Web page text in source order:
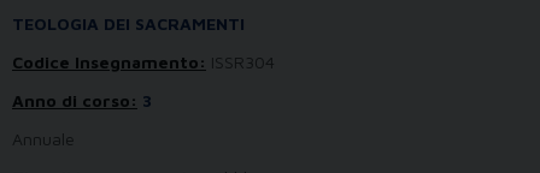
TEOLOGIA DEI SACRAMENTI
Codice Insegnamento: ISSR304
Anno di corso: 3
Annuale